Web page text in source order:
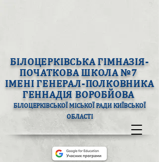
БІЛОЦЕРКІВСЬКА ГІМНАЗІЯ-
ПОЧАТКОВА ШКОЛА №7
ІМЕНІ ГЕНЕРАЛ-ПОЛКОВНИКА
ГЕННАДІЯ ВОРОБЙОВА
БІЛОЦЕРКІВСЬКОЇ МІСЬКОЇ РАДИ КИЇВСЬКОЇ
ОБЛАСТІ